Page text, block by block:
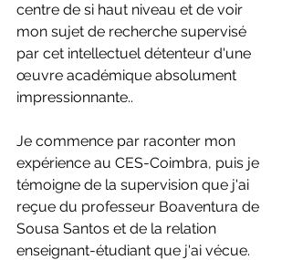
centre de si haut niveau et de voir
mon sujet de recherche supervisé
par cet intellectuel détenteur d'une
œuvre académique absolument
impressionnante..
Je commence par raconter mon
expérience au CES-Coimbra, puis je
témoigne de la supervision que j'ai
reçue du professeur Boaventura de
Sousa Santos et de la relation
enseignant-étudiant que j'ai vécue.